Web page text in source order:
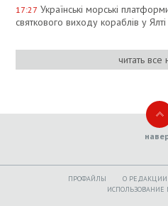
17:27 Українські морські
святкового виходу кораблів у Ялті
читать все
ПРОФАЙЛЫ O РЕДАКЦИИ
ИСПОЛЬЗОВАНИЕ